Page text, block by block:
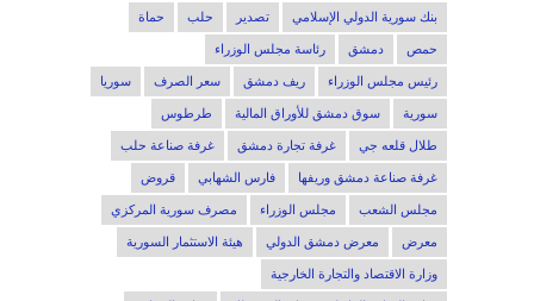
بنك سورية الدولي الإسلامي تصدير حلب حماة
حمص دمشق رئاسة مجلس الوزراء
رئيس مجلس الوزراء ريف دمشق سعر الصرف سوريا
سورية سوق دمشق للأوراق المالية طرطوس
طلال قلعه جي غرفة تجارة دمشق غرفة صناعة حلب
غرفة صناعة دمشق وريفها فارس الشهابي قروض
مجلس الشعب مجلس الوزراء مصرف سورية المركزي
معرض معرض دمشق الدولي هيئة الاستثمار السورية
وزارة الاقتصاد والتجارة الخارجية